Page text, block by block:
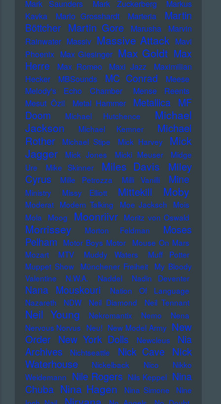
Mark Saunders
Mark Zuckerberg
Markus
Kavka
Marlo Grosshardt Marteria
Martin
Böttcher Martin Gore Marusha
Marvin
Rainwater Massiv Massive Attack Mavi
Phoenix Max Giesinger Max Goldt Max
Herre
Max Romeo Maxi Jazz
Maximilian
Hecker
MBSounds MC Conrad
Meese
Melody's Echo Chamber
Mense Reents
Mesut Özil
Metal Hammer Metallica MF
Doom
Michael Hutchence
Michael
Jackson
Michael Kemner
Michael
Rother
Michael Stipe Mick Harvey
Mick
Jagger
Mick Jones Micki Meuser
Midge
Ure
Mike Skinner Miles Davis
Miley
Cyrus
Mille Petrozza Milli Vanilli Mine
Ministry Missy Elliott Mittekill Moby
Moderat Modern Talking Moe Jacksch
Mois
Mola
Moog Moonriivr Moritz von Oswald
Morrissey Morton Feldman
Moses
Pelham
Motor Boys Motor
Mouse On Mars
Mozart
MTV Muddy Waters
Muff Potter
Muppet Show
Münchener Freiheit
My Bloody
Valentine
N.W.A. Naddel Nadin Deventer
Nana Mouskouri
Nation Of Language
Nazareth
NDW Neil Diamond Neil Tennant
Neil Young Nekromantix Nemo
Nena
Nervous Norvus Neu! New Model Army New
Order New York Dolls Newcleus
Nia
Archives
Nichtseattle Nick Cave
Nick
Waterhouse
Nickelback Nico
Nikko
Weidemann Nile Rogers Nils Keppel Nina
Chuba Nina Hagen Nina Simone
Nine